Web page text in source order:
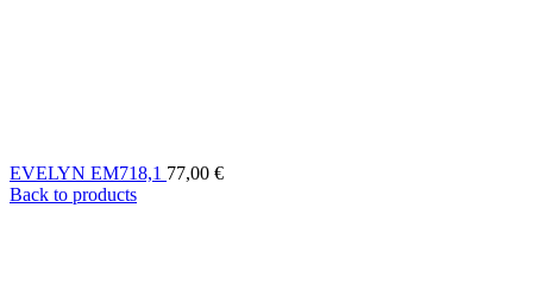
EVELYN EM718,1 77,00 €
Back to products